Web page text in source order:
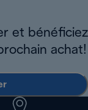
et bénéficiez
achat!